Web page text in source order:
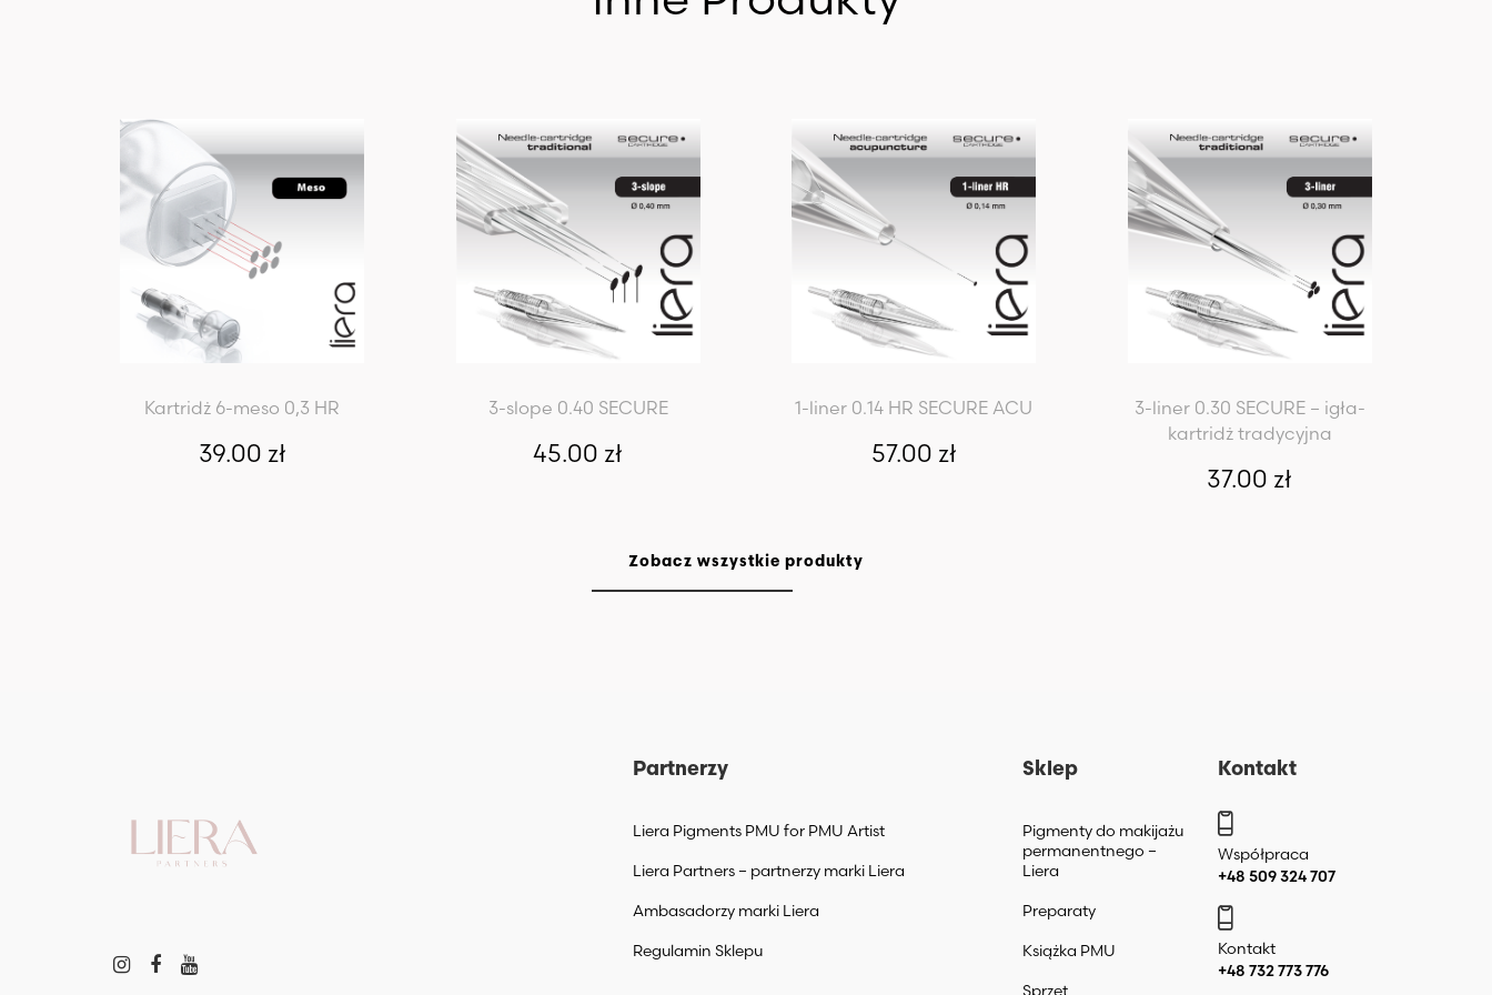
Kartridż 6-meso 0,3 HR
39.00 zł
3-slope 0.40 SECURE
45.00 zł
1-liner 0.14 HR SECURE ACU
57.00 zł
3-liner 0.30 SECURE – igła-
kartridż tradycyjna
37.00 zł
Zobacz wszystkie produkty
Partnerzy
Liera Pigments PMU for PMU Artist
Liera Partners – partnerzy marki Liera
Ambasadorzy marki Liera
Regulamin Sklepu
Sklep
Pigmenty do makijażu
permanentnego –
Liera
Preparaty
Książka PMU
Sprzęt
Kontakt
Współpraca
+48 509 324 707
Kontakt
+48 732 773 776